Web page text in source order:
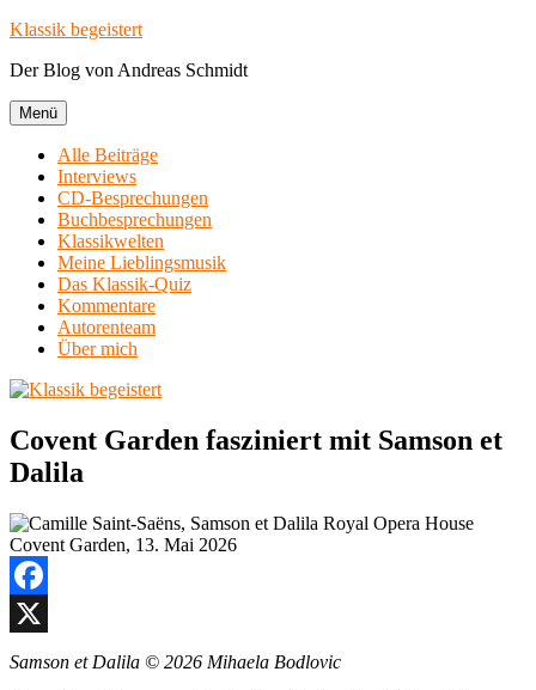
Zum
springen
Klassik begeistert
Der Blog von Andreas Schmidt
Menü
Alle Beiträge
Interviews
CD-Besprechungen
Buchbesprechungen
Klassikwelten
Meine Lieblingsmusik
Das Klassik-Quiz
Kommentare
Autorenteam
Über mich
Covent Garden fasziniert mit Samson et
Dalila
Facebook
X
Samson et Dalila © 2026 Mihaela Bodlovic